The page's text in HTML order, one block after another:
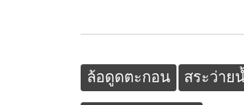
ล้อดูดตะกอน สระว่าย